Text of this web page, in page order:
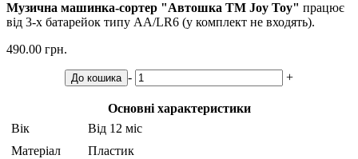
Музична машинка-сортер "Автошка ТМ Joy Toy" працює
від 3-х батарейок типу АА/LR6 (у комплект не входять).
490.00 грн.
До кошика - +
Основні характеристики
Вік
Від 12 міс
Матеріал
Пластик